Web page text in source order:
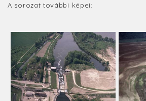
A sorozat további képei: